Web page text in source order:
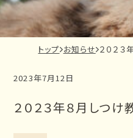
の
ー
トップ お知らせ ２０２
2023年7月12日
２０２３年８月しつ